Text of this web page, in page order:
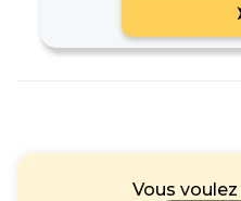
Vous